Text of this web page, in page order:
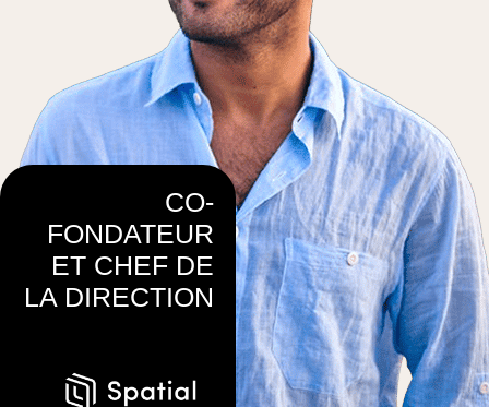
CO-
FONDATEUR
ET CHEF DE
LA DIRECTION